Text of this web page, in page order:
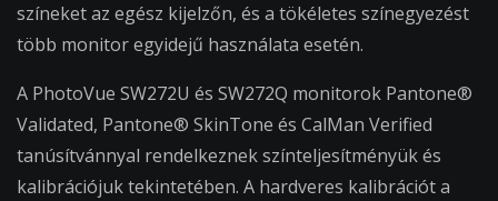
színeket az egész kijelzőn, és a tökéletes színegyezést
több monitor egyidejű használata esetén.
A PhotoVue SW272U és SW272Q monitorok Pantone®
Validated, Pantone® SkinTone és CalMan Verified
tanúsítvánnyal rendelkeznek színteljesítményük és
kalibrációjuk tekintetében. A hardveres kalibrációt a